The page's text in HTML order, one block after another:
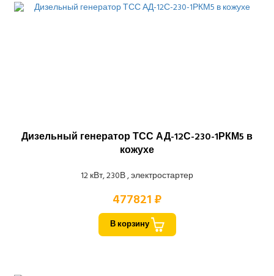
Дизельный генератор ТСС АД-12С-230-1РКМ5 в
кожухе
12 кВт, 230В , электростартер
477821 ₽
В корзину